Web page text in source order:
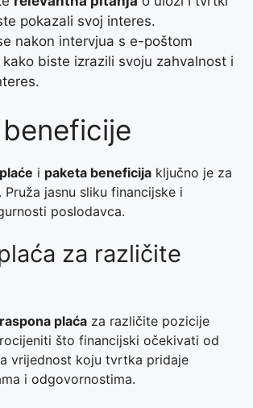
pokazali svoj interes.
nakon intervjua s e-poštom
kako biste izrazili svoju zahvalnost i
plaće i paketa beneficija ključno je za
jasnu sliku financijske i
poslodavca.
za različite
raspona plaća za različite pozicije
što financijski očekivati od
vrijednost koju tvrtka pridaje
i odgovornostima.